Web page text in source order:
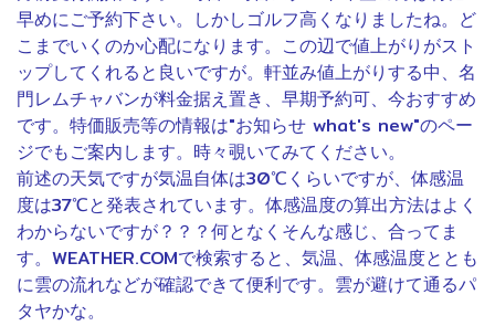
早めにご予約下さい。しかしゴルフ高くなりましたね。ど
こまでいくのか心配になります。この辺で値上がりがスト
ップしてくれると良いですが。軒並み値上がりする中、名
門レムチャバンが料金据え置き、早期予約可、今おすすめ
です。特価販売等の情報は"お知らせ what's new"のペー
ジでもご案内します。時々覗いてみてください。
前述の天気ですが気温自体は30℃くらいですが、体感温
度は37℃と発表されています。体感温度の算出方法はよく
わからないですが？？？何となくそんな感じ、合ってま
す。WEATHER.COMで検索すると、気温、体感温度ととも
に雲の流れなどが確認できて便利です。雲が避けて通るパ
タヤかな。